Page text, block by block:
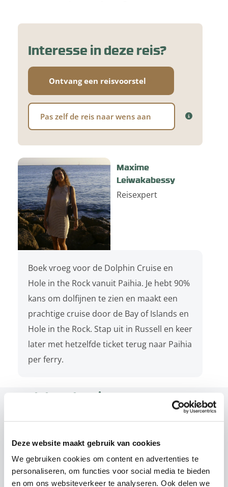
Deze website maakt gebruik van cookies
We gebruiken cookies om content en advertenties te
personaliseren, om functies voor social media te bieden
en om ons websiteverkeer te analyseren. Ook delen we
Interesse in deze reis?
Ontvang een reisvoorstel
Pas zelf de reis naar wens aan
Maxime
Leiwakabessy
Reisexpert
Boek vroeg voor de Dolphin Cruise en
Hole in the Rock vanuit Paihia. Je hebt 90%
kans om dolfijnen te zien en maakt een
prachtige cruise door de Bay of Islands en
Hole in the Rock. Stap uit in Russell en keer
later met hetzelfde ticket terug naar Paihia
per ferry.
Gerelateerde reizen